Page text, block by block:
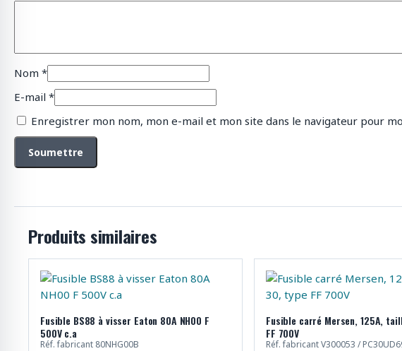
Nom *
E-mail *
Enregistrer mon nom, mon e-mail et mon site dans le navigateur pour
Produits similaires
Fusible BS88 à visser Eaton 80A NH00 F
500V c.a
Réf. fabricant 80NHG00B
Fusible carré Mersen, 125A,
FF 700V
Réf. fabricant V300053 /